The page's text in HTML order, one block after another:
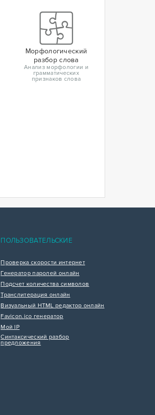
Морфологический
разбор слова
Анализ морфологии и
грамматических
признаков слова
ПОЛЬЗОВАТЕЛЬСКИЕ
Проверка скорости интернет
Генератор паролей онлайн
Подсчет количества символов
Транслитерация онлайн
Визуальный HTML редактор онлайн
Favicon.ico генератор
Мой IP
Синтаксический разбор
предложения